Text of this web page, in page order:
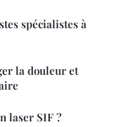
spécialistes à
la douleur et
laser SIF ?